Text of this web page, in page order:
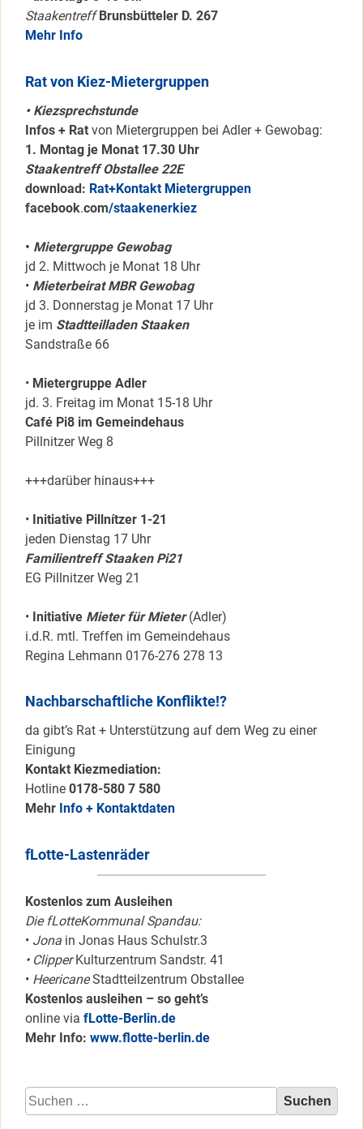
Staakentreff Brunsbütteler D. 267
Mehr Info
Rat von Kiez-Mietergruppen
• Kiezsprechstunde
Infos + Rat von Mietergruppen bei Adler + Gewobag:
1. Montag je Monat 17.30 Uhr
Staakentreff Obstallee 22E
download: Rat+Kontakt Mietergruppen
facebook.com/staakenerkiez
• Mietergruppe Gewobag
jd 2. Mittwoch je Monat 18 Uhr
• Mieterbeirat MBR Gewobag
jd 3. Donnerstag je Monat 17 Uhr
je im Stadtteilladen Staaken
Sandstraße 66
• Mietergruppe Adler
jd. 3. Freitag im Monat 15-18 Uhr
Café Pi8 im Gemeindehaus
Pillnitzer Weg 8
+++darüber hinaus+++
• Initiative Pillnítzer 1-21
jeden Dienstag 17 Uhr
Familientreff Staaken Pi21
EG Pillnitzer Weg 21
• Initiative Mieter für Mieter(Adler)
i.d.R. mtl. Treffen im Gemeindehaus
Regina Lehmann 0176-276 278 13
Nachbarschaftliche Konflikte!?
da gibt’s Rat + Unterstützung auf dem Weg zu einer
Einigung
Kontakt Kiezmediation:
Hotline 0178-580 7 580
Mehr Info + Kontaktdaten
fLotte-Lastenräder
Kostenlos zum Ausleihen
Die fLotteKommunal Spandau:
• Jona in Jonas Haus Schulstr.3
• ClipperKulturzentrum Sandstr. 41
• HeericaneStadtteilzentrum Obstallee
Kostenlos ausleihen – so geht’s
online via fLotte-Berlin.de
Mehr Info: www.flotte-berlin.de
Suchen
nach: